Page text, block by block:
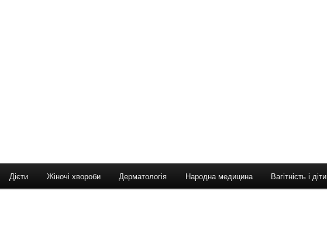
Дієти Жіночі хвороби Дерматологія Народна медицина Вагітність і діти